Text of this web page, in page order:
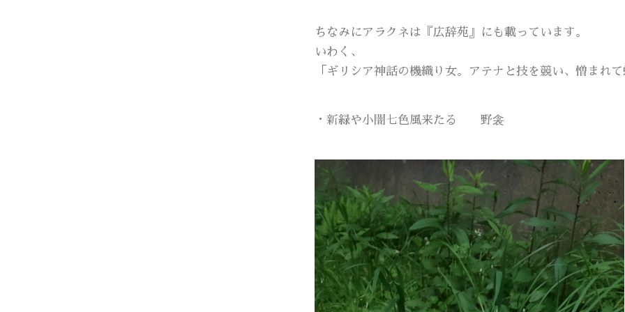
ちなみにアラクネは『広辞苑』にも載っています。
いわく、
「ギリシア神話の機織り女。アテナと技を競い、憎まれて
・新緑や小闇七色風来たる 野衾